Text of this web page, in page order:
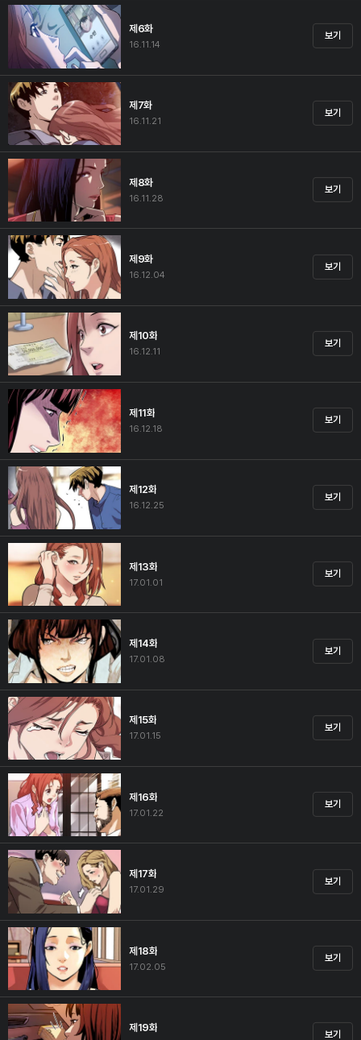
제6화
16.11.14
보기
제7화
16.11.21
보기
제8화
16.11.28
보기
제9화
16.12.04
보기
제10화
16.12.11
보기
제11화
16.12.18
보기
제12화
16.12.25
보기
제13화
17.01.01
보기
제14화
17.01.08
보기
제15화
17.01.15
보기
제16화
17.01.22
보기
제17화
17.01.29
보기
제18화
17.02.05
보기
제19화
보기